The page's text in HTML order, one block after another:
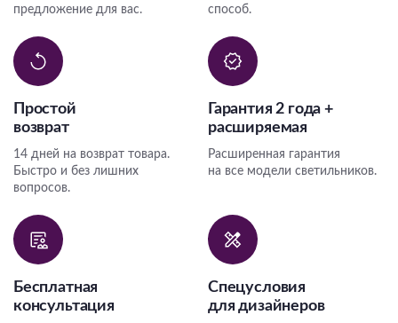
предложение для вас.
способ.
Простой
возврат
14 дней на возврат товара.
Быстро и без лишних
вопросов.
Гарантия 2 года +
расширяемая
Расширенная гарантия
на все модели светильников.
Бесплатная
консультация
Спецусловия
для дизайнеров